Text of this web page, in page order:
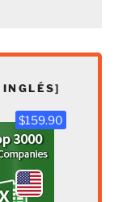
$159.90